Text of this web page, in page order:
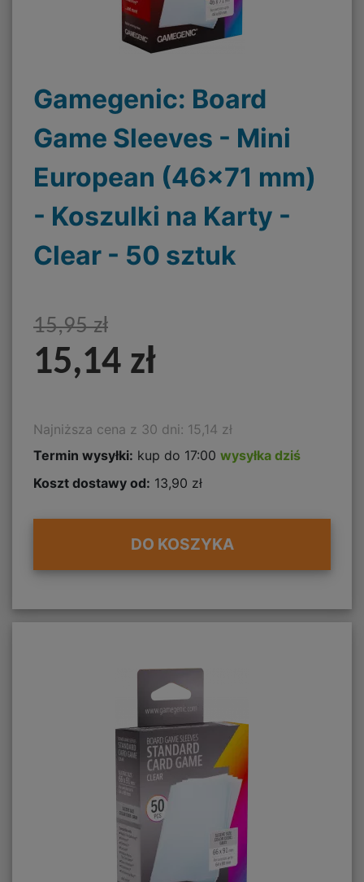
Gamegenic: Board
Game Sleeves - Mini
European (46x71 mm)
- Koszulki na Karty -
Clear - 50 sztuk
15,95 zł
15,14 zł
Najniższa cena z 30 dni: 15,14 zł
Termin wysyłki: kup do 17:00 wysyłka dziś
Koszt dostawy od: 13,90 zł
DO KOSZYKA